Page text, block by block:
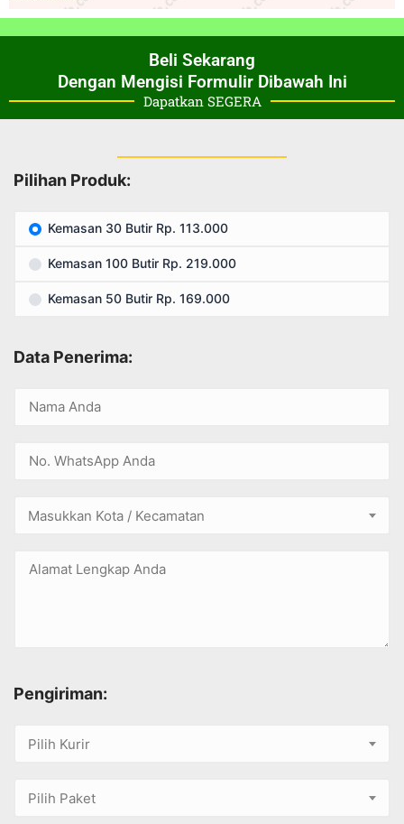
Beli Sekarang
Dengan Mengisi Formulir Dibawah Ini
Dapatkan SEGERA
Pilihan Produk:
Kemasan 30 Butir Rp. 113.000
Kemasan 100 Butir Rp. 219.000
Kemasan 50 Butir Rp. 169.000
Data Penerima:
Masukkan Kota / Kecamatan
Pengiriman:
Pilih Kurir
Pilih Paket